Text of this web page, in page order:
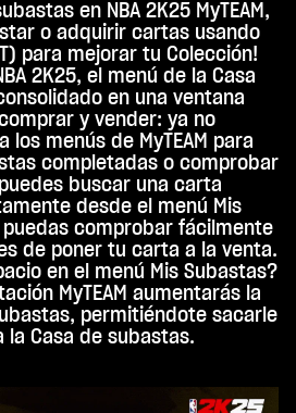
en NBA 2K25 MyTEAM,
o adquirir cartas usando
para mejorar tu Colección!
2K25, el menú de la Casa
en una ventana
y vender: ya no
menús de MyTEAM para
completadas o comprobar
buscar una carta
desde el menú Mis
comprobar fácilmente
de poner tu carta a la venta.
en el menú Mis Subastas?
MyTEAM aumentarás la
permitiéndote sacarle
Casa de subastas.